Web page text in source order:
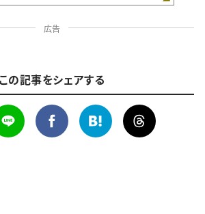
広告
この記事をシェアする